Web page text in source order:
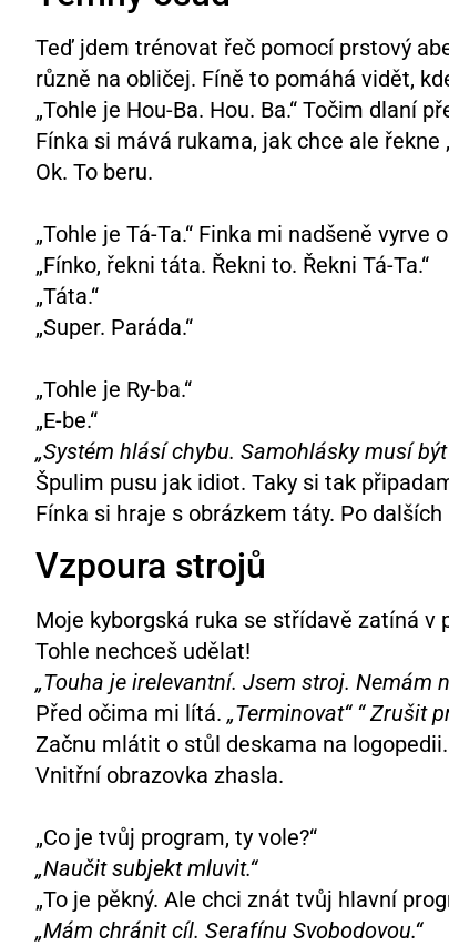
Teď jdem trénovat řeč pomocí prstový
různě na obličej. Fíně to pomáhá vidět,
„Tohle je Hou-Ba. Hou. Ba.“ Točim dlaní
Fínka si mává rukama, jak chce ale řekne
Ok. To beru.
„Tohle je Tá-Ta.“ Finka mi nadšeně
„Fínko, řekni táta. Řekni to. Řekni Tá-Ta.“
„Táta.“
„Super. Paráda.“
„Tohle je Ry-ba.“
„E-be.“
„Systém hlásí chybu. Samohlásky musí být
Špulim pusu jak idiot. Taky si tak
Fínka si hraje s obrázkem táty. Po
Vzpoura strojů
Moje kyborgská ruka se střídavě zatíná v
Tohle nechceš udělat!
„Touha je irelevantní. Jsem stroj. Nemám
Před očima mi lítá. „Terminovat“ “ Zrušit
Začnu mlátit o stůl deskama na
Vnitřní obrazovka zhasla.
„Co je tvůj program, ty vole?“
„Naučit subjekt mluvit.“
„To je pěkný. Ale chci znát tvůj hlavní
„Mám chránit cíl. Serafínu Svobodovou.“